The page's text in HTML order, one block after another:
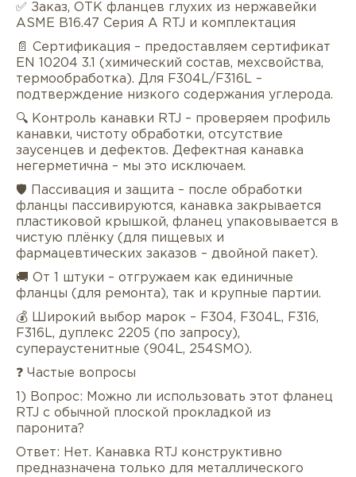
✅ Заказ, ОТК фланцев глухих из нержавейки
ASME B16.47 Серия A RTJ и комплектация
📄 Сертификация – предоставляем сертификат
EN 10204 3.1 (химический состав, мехсвойства,
термообработка). Для F304L/F316L –
подтверждение низкого содержания углерода.
🔍 Контроль канавки RTJ – проверяем профиль
канавки, чистоту обработки, отсутствие
заусенцев и дефектов. Дефектная канавка
негерметична – мы это исключаем.
🛡 Пассивация и защита – после обработки
фланцы пассивируются, канавка закрывается
пластиковой крышкой, фланец упаковывается в
чистую плёнку (для пищевых и
фармацевтических заказов – двойной пакет).
🚚 От 1 штуки – отгружаем как единичные
фланцы (для ремонта), так и крупные партии.
💰 Широкий выбор марок – F304, F304L, F316,
F316L, дуплекс 2205 (по запросу),
супераустенитные (904L, 254SMO).
❓ Частые вопросы
1) Вопрос: Можно ли использовать этот фланец
RTJ с обычной плоской прокладкой из
паронита?
Ответ: Нет. Канавка RTJ конструктивно
предназначена только для металлического